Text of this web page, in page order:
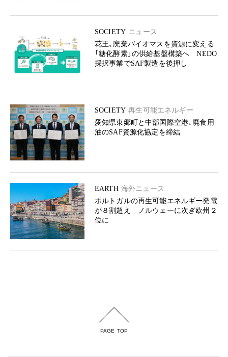
SOCIETY ニュース
花王、廃棄バイオマスを資源に変える
「糖化酵素」の供給基盤構築へ NEDO
採択事業でSAF製造を後押し
SOCIETY 再生可能エネルギー
愛知県東郷町と中部国際空港、廃食用
油のSAF資源化協定を締結
EARTH 海外ニュース
ポルトガルの再生可能エネルギー発電
が８割超え ノルウェーに次ぎ欧州２
位に
PAGE TOP